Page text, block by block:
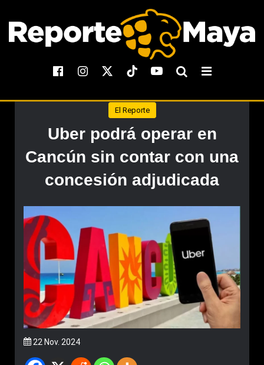
El Reporte
Uber podrá operar en
Cancún sin contar con una
concesión adjudicada
22 Nov. 2024